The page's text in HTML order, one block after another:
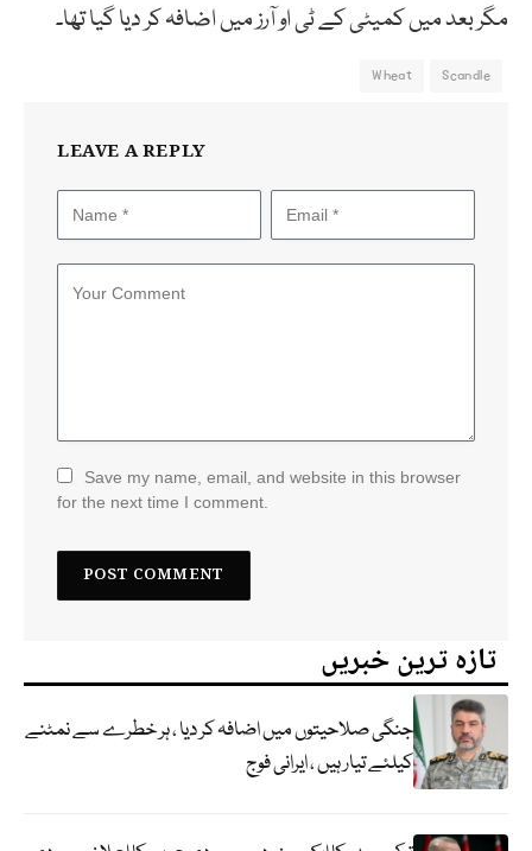
مگر بعد میں کمیٹی کے ٹی او آرز میں اضافہ کر دیا گیا تھا۔
Scandle
Wheat
LEAVE A REPLY
Save my name, email, and website in this browser
for the next time I comment.
تازہ ترین خبریں
جنگی صلاحیتوں میں اضافہ کر دیا ، ہر خطرے سے نمٹنے
کیلئے تیار ہیں ، ایرانی فوج